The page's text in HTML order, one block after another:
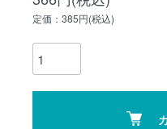
定価：385円(税込)